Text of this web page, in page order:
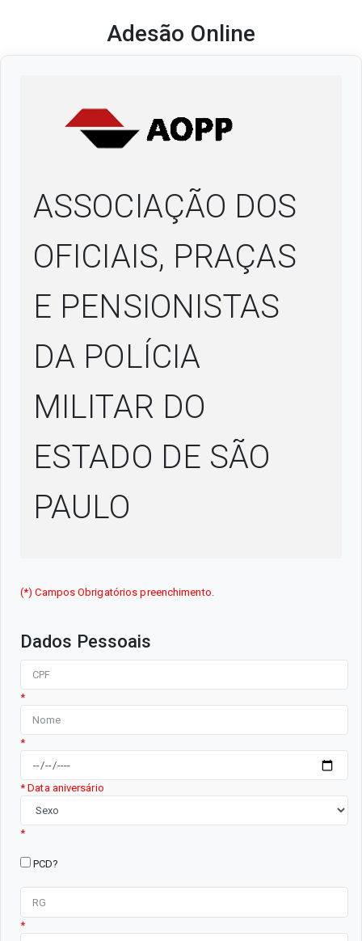
Adesão Online
ASSOCIAÇÃO DOS
OFICIAIS, PRAÇAS
E PENSIONISTAS
DA POLÍCIA
MILITAR DO
ESTADO DE SÃO
PAULO
(*) Campos Obrigatórios preenchimento.
Dados Pessoais
*
*
* Data aniversário
*
PCD?
*